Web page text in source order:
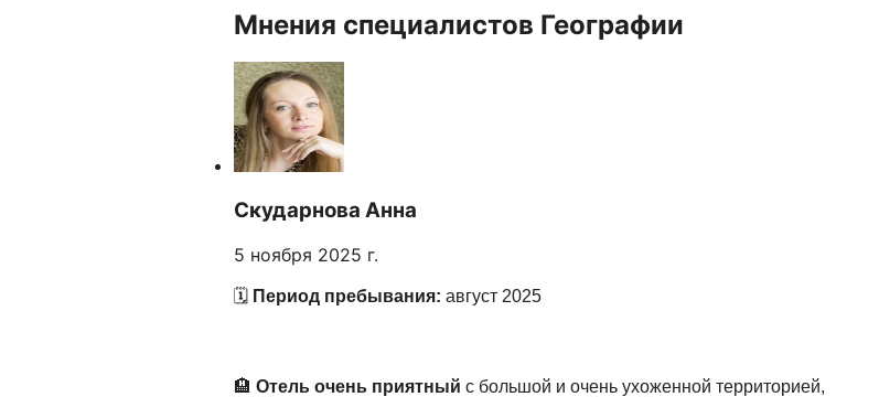
Мнения специалистов Географии
Скударнова Анна
5 ноября 2025 г.
🗓️ Период пребывания: август 2025
🏨 Отель очень приятный с большой и очень ухоженной территорией,